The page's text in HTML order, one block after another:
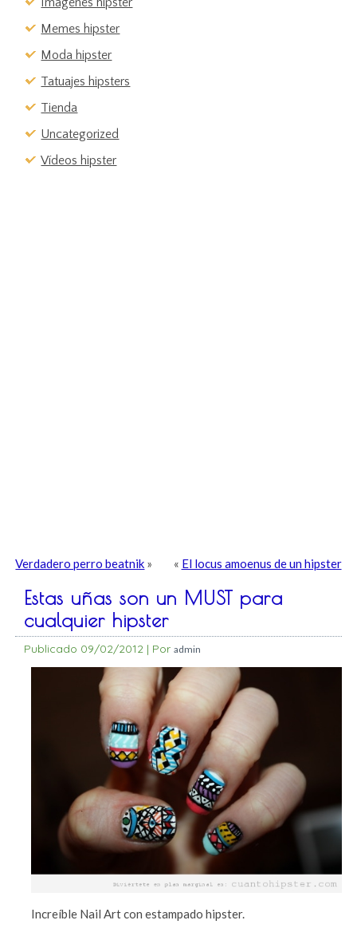
Memes hipster
Moda hipster
Tatuajes hipsters
Tienda
Uncategorized
Vídeos hipster
Verdadero perro beatnik » « El locus amoenus de un hipster
Estas uñas son un MUST para
cualquier hipster
Publicado 09/02/2012 | Por admin
Increíble Nail Art con estampado hipster.